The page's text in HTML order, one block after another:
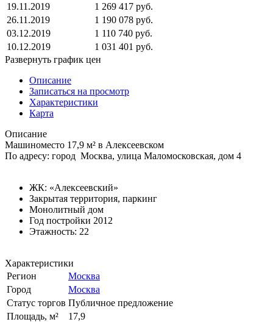
19.11.2019
1 269 417 руб.
26.11.2019
1 190 078 руб.
03.12.2019
1 110 740 руб.
10.12.2019
1 031 401 руб.
Развернуть график цен
Описание
Записаться на просмотр
Характеристики
Карта
Описание
Машиноместо 17,9 м² в Алексеевском
По адресу: город Москва, улица Маломосковская, дом 4
ЖК: «Алексеевский»
Закрытая территория, паркинг
Монолитный дом
Год постройки 2012
Этажность: 22
Характеристики
Регион
Москва
Город
Москва
Статус торгов Публичное предложение
Площадь, м²
17,9